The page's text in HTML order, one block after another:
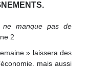
manque pas de
2
» laissera des
mais aussi